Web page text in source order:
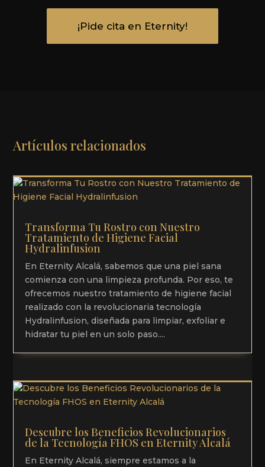
¡Pide cita en Eternity!
Artículos relacionados
Transforma Tu Rostro con Nuestro
Tratamiento de Higiene Facial
Hydralinfusion
En Eternity Alcalá, sabemos que una piel sana
comienza con una limpieza profunda. Por eso, te
ofrecemos nuestro tratamiento de higiene facial
realizado con la revolucionaria tecnología
Hydralinfusion, diseñada para limpiar, exfoliar e
hidratar tu piel en un solo paso....
Descubre los Beneficios Revolucionarios
de la Tecnología FHOS en Eternity Alcalá
En Eternity Alcalá, siempre estamos a la